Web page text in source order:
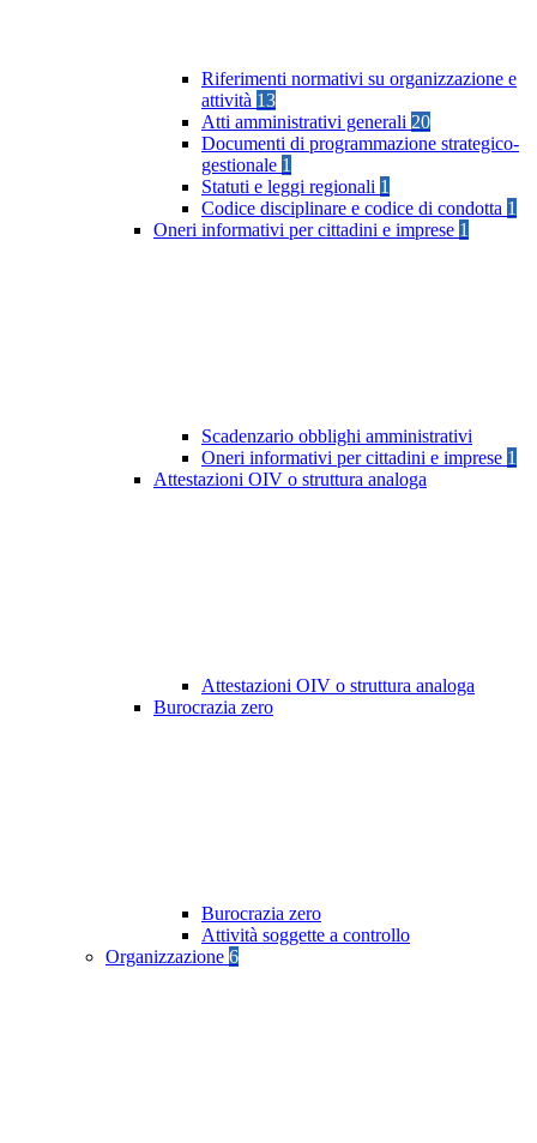
Riferimenti normativi su organizzazione e
attività 13
Atti amministrativi generali 20
Documenti di programmazione strategico-
gestionale 1
Statuti e leggi regionali 1
Codice disciplinare e codice di condotta 1
Oneri informativi per cittadini e imprese 1
Scadenzario obblighi amministrativi
Oneri informativi per cittadini e imprese 1
Attestazioni OIV o struttura analoga
Attestazioni OIV o struttura analoga
Burocrazia zero
Burocrazia zero
Attività soggette a controllo
Organizzazione 6